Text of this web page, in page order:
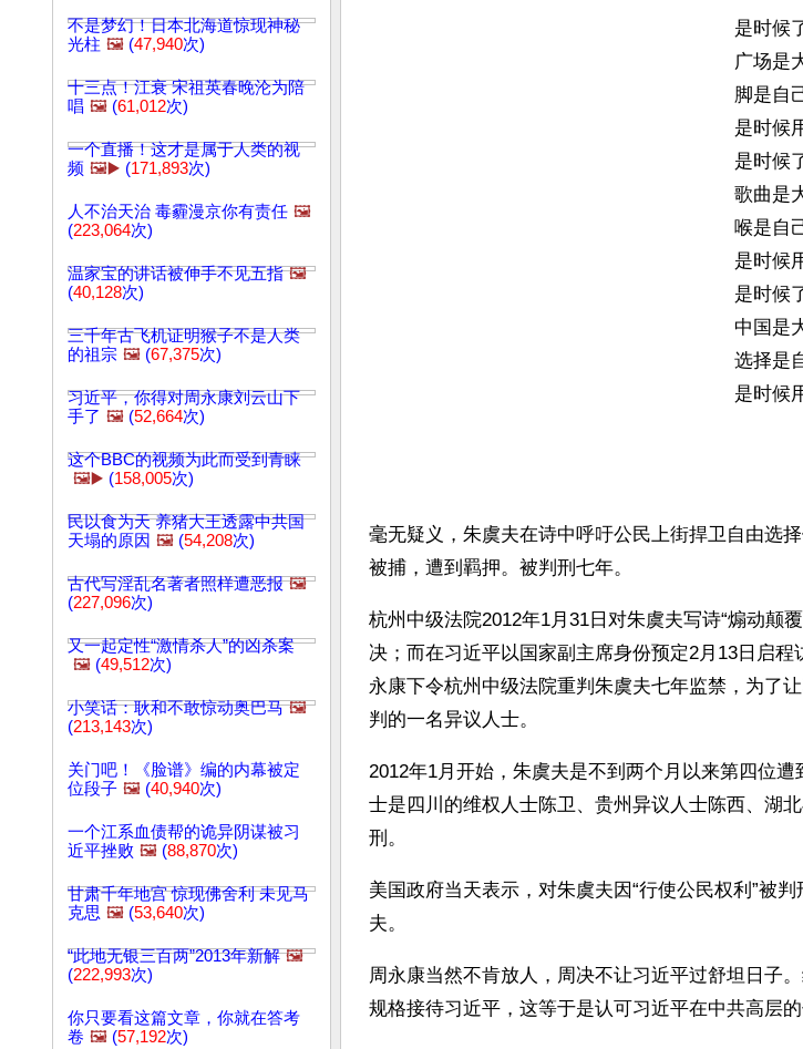
不是梦幻！日本北海道惊现神秘
光柱 🖼️ (47,940次)
十三点！江衰 宋祖英春晚沦为陪
唱 🖼️ (61,012次)
一个直播！这才是属于人类的视
频 🖼️▶️ (171,893次)
人不治天治 毒霾漫京你有责任 🖼️
(223,064次)
温家宝的讲话被伸手不见五指 🖼️
(40,128次)
三千年古飞机证明猴子不是人类
的祖宗 🖼️ (67,375次)
习近平，你得对周永康刘云山下
手了 🖼️ (52,664次)
这个BBC的视频为此而受到青睐
🖼️▶️ (158,005次)
民以食为天 养猪大王透露中共国
天塌的原因 🖼️ (54,208次)
古代写淫乱名著者照样遭恶报 🖼️
(227,096次)
又一起定性“激情杀人”的凶杀案
🖼️ (49,512次)
小笑话：耿和不敢惊动奥巴马 🖼️
(213,143次)
关门吧！《脸谱》编的内幕被定
位段子 🖼️ (40,940次)
一个江系血债帮的诡异阴谋被习
近平挫败 🖼️ (88,870次)
甘肃千年地宫 惊现佛舍利 未见马
克思 🖼️ (53,640次)
“此地无银三百两”2013年新解 🖼️
(222,993次)
你只要看这篇文章，你就在答考
卷 🖼️ (57,192次)
毫无疑义，朱虞夫在诗中呼吁公民上街捍卫自由选
被捕，遭到羁押。被判刑七年。
杭州中级法院2012年1月31日对朱虞夫写诗“煽动颠
决；而在习近平以国家副主席身份预定2月13日启
永康下令杭州中级法院重判朱虞夫七年监禁，为了
判的一名异议人士。
2012年1月开始，朱虞夫是不到两个月以来第四位
士是四川的维权人士陈卫、贵州异议人士陈西、湖
刑。
美国政府当天表示，对朱虞夫因“行使公民权利”被
夫。
周永康当然不肯放人，周决不让习近平过舒坦日子
规格接待习近平，这等于是认可习近平在中共高层